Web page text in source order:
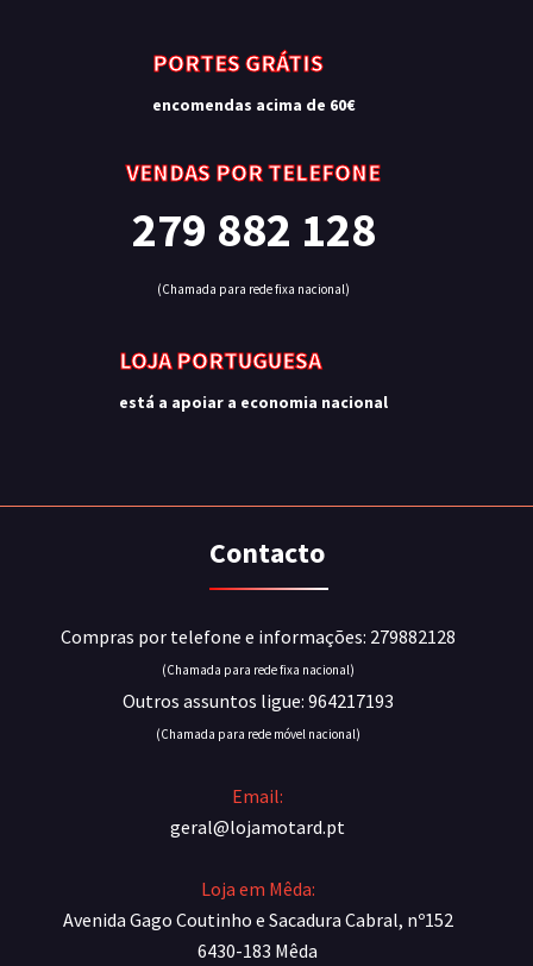
PORTES GRÁTIS
encomendas acima de 60€
VENDAS POR TELEFONE
279 882 128
(Chamada para rede fixa nacional)
LOJA PORTUGUESA
está a apoiar a economia nacional
Contacto
Compras por telefone e informações: 279882128
(Chamada para rede fixa nacional)
Outros assuntos ligue: 964217193
(Chamada para rede móvel nacional)
Email:
geral@lojamotard.pt
Loja em Mêda:
Avenida Gago Coutinho e Sacadura Cabral, nº152
6430-183 Mêda